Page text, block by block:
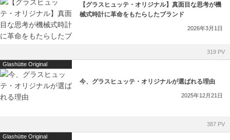
【グラスヒュッテ・オリジナル】真面目な思考が機
械式時計に革命をもたらしたブランド
2026年3月1日
319 PV
Glashütte Original
今、グラスヒュッテ・オリジナルが選ばれる理由
2025年12月21日
387 PV
Glashütte Original